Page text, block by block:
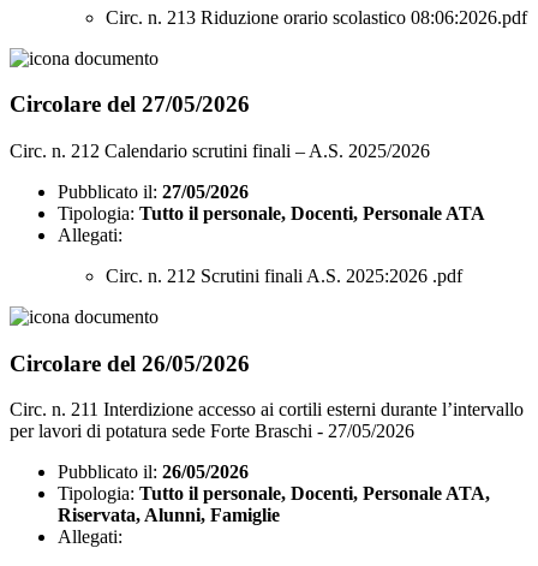
Circ. n. 213 Riduzione orario scolastico 08:06:2026.pdf
Circolare del 27/05/2026
Circ. n. 212 Calendario scrutini finali – A.S. 2025/2026
Pubblicato il: 27/05/2026
Tipologia: Tutto il personale, Docenti, Personale ATA
Allegati:
Circ. n. 212 Scrutini finali A.S. 2025:2026 .pdf
Circolare del 26/05/2026
Circ. n. 211 Interdizione accesso ai cortili esterni durante l’intervallo
per lavori di potatura sede Forte Braschi - 27/05/2026
Pubblicato il: 26/05/2026
Tipologia: Tutto il personale, Docenti, Personale ATA,
Riservata, Alunni, Famiglie
Allegati: